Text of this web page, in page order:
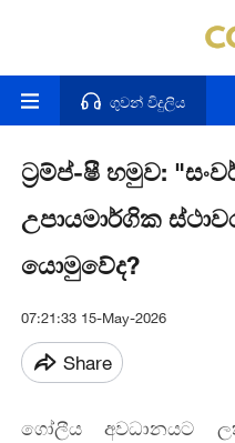
ගුවන් විදුලිය
ට්‍රම්ප්-ෂී හමුව:
උපායමාර්ගික
යොමුවේද?
07:21:33 15-May-2026
Share
ගෝලීය අවධානයට